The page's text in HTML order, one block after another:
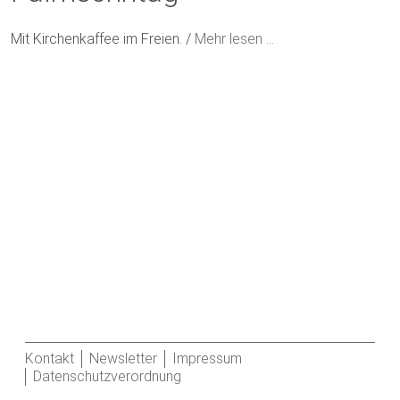
Mit Kirchenkaffee im Freien. / Mehr lesen …
Kontakt Newsletter
Impressum
Datenschutzverordnung